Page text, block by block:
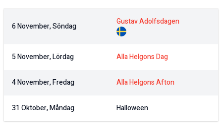
6 November, Söndag Gustav Adolfsdagen
5 November, Lördag Alla Helgons Dag
4 November, Fredag Alla Helgons Afton
31 Oktober, Måndag Halloween